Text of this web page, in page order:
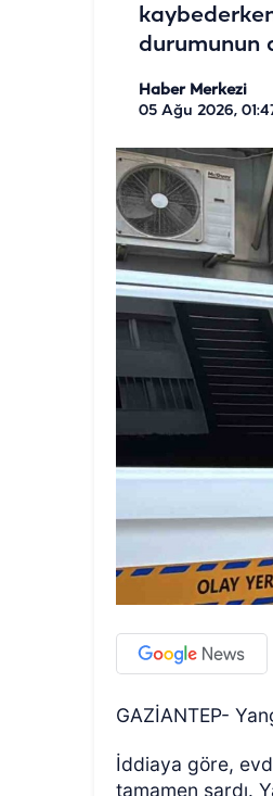
durumunun
Haber Merkezi
05 Ağu 2026,
GAZİANTEP-
İddiaya göre,
tamamen sardı.